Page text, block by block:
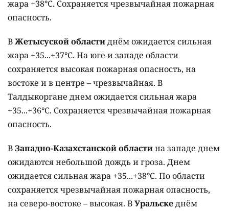
жара +38°C. Сохраняется чрезвычайная пожарная
опасность.
ВЖетысуской областиднём ожидается сильная
жара +35...+37°C. На юге и западе области
сохраняется высокая пожарная опасность, на
востоке и в центре – чрезвычайная. В
Талдыкоргане днем ожидается сильная жара
+35...+36°C. Сохраняется чрезвычайная пожарная
опасность.
ВЗападно-Казахстанской областина западе днем
ожидаются небольшой дождь и гроза. Днем
ожидается сильная жара +35...+38°C. По области
сохраняется чрезвычайная пожарная опасность,
на северо-востоке – высокая. ВУральскеднём